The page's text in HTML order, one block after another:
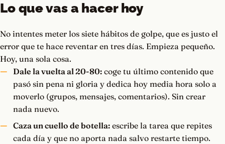
Lo que vas a hacer hoy
No intentes meter los siete hábitos de golpe, que es justo el
error que te hace reventar en tres días. Empieza pequeño.
Hoy, una sola cosa.
Dale la vuelta al 20-80:coge tu último contenido que
pasó sin pena ni gloria y dedica hoy media hora solo a
moverlo (grupos, mensajes, comentarios). Sin crear
nada nuevo.
Caza un cuello de botella:escribe la tarea que repites
cada día y que no aporta nada salvo restarte tiempo.